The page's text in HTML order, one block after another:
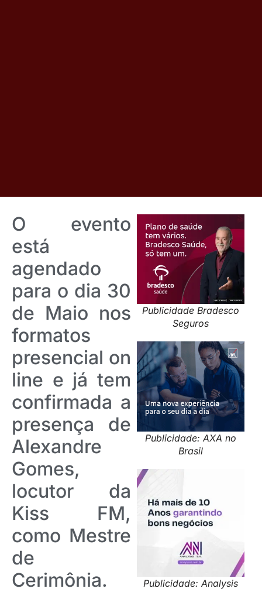
Publicidade Bradesco
Seguros
Publicidade: AXA no
Brasil
Publicidade: Analysis
O evento
está
agendado
para o dia 30
de Maio nos
formatos
presencial on
line e já tem
confirmada a
presença de
Alexandre
Gomes,
locutor da
Kiss FM,
como Mestre
de
Cerimônia.